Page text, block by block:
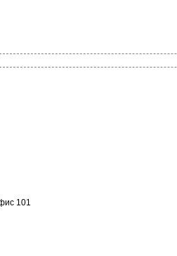
101